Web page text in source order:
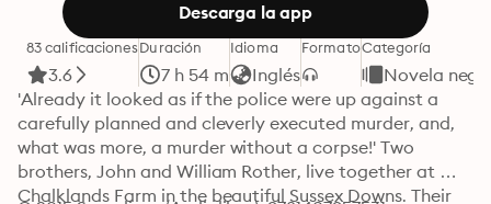
Descarga la app
83 calificaciones
3.6
Duración
7 h 54 m
Idioma
Inglés
FormatoCategoría
Novela
'Already it looked as if the police were up against a
carefully planned and cleverly executed murder, and,
what was more, a murder without a corpse!' Two
brothers, John and William Rother, live together at
Chalklands Farm in the beautiful Sussex Downs. Their